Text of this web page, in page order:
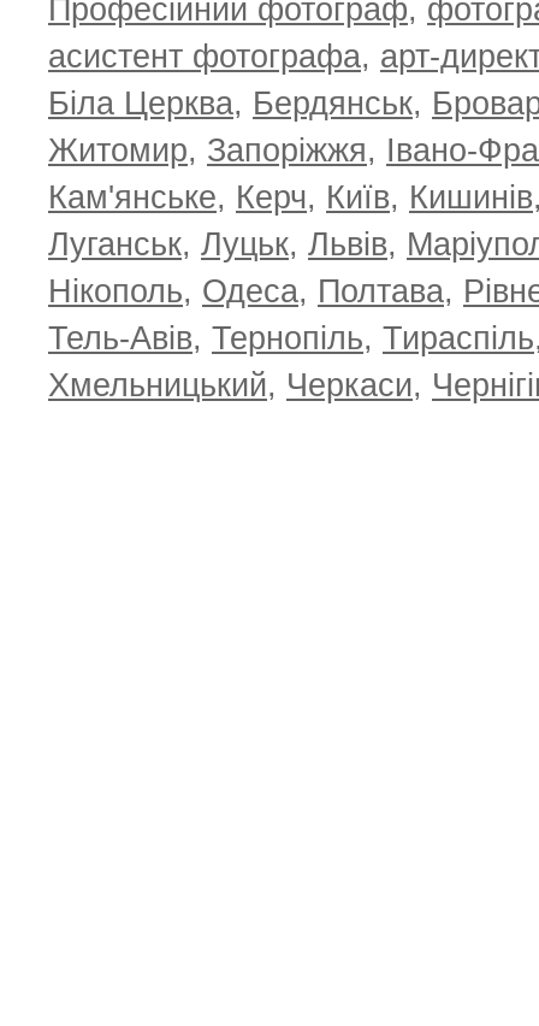
Професійний фотограф,
асистент фотографа, арт-
Біла Церква, Бердянськ,
Житомир, Запоріжжя, Івано-
Кам'янське, Керч, Київ, Кишинів
Луганськ, Луцьк, Львів,
Нікополь, Одеса, Полтава,
Тель-Авів, Тернопіль, Тираспіль
Хмельницький, Черкаси,